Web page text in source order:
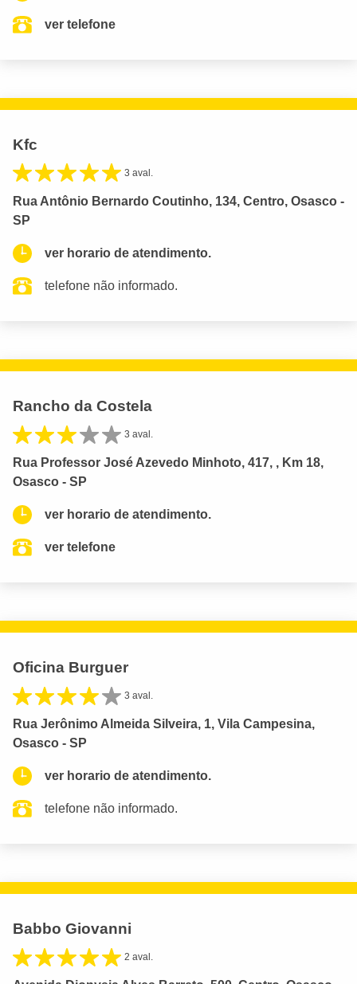
ver telefone
Kfc
3 aval.
Rua Antônio Bernardo Coutinho, 134, Centro, Osasco -
SP
ver horario de atendimento.
telefone não informado.
Rancho da Costela
3 aval.
Rua Professor José Azevedo Minhoto, 417, , Km 18,
Osasco - SP
ver horario de atendimento.
ver telefone
Oficina Burguer
3 aval.
Rua Jerônimo Almeida Silveira, 1, Vila Campesina,
Osasco - SP
ver horario de atendimento.
telefone não informado.
Babbo Giovanni
2 aval.